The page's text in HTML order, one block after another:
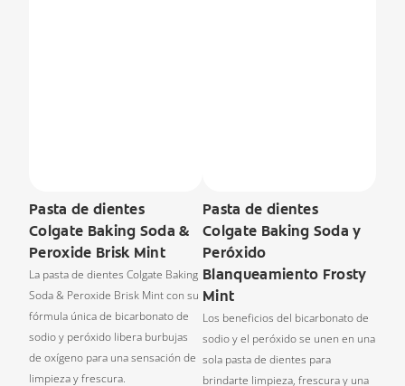
Pasta de dientes
Colgate Baking Soda &
Peroxide Brisk Mint
La pasta de dientes Colgate Baking
Soda & Peroxide Brisk Mint con su
fórmula única de bicarbonato de
sodio y peróxido libera burbujas
de oxígeno para una sensación de
limpieza y frescura.
Pasta de dientes
Colgate Baking Soda y
Peróxido
Blanqueamiento Frosty
Mint
Los beneficios del bicarbonato de
sodio y el peróxido se unen en una
sola pasta de dientes para
brindarte limpieza, frescura y una